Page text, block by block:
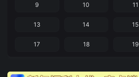
9 10 11
13 14 15
17 18 19